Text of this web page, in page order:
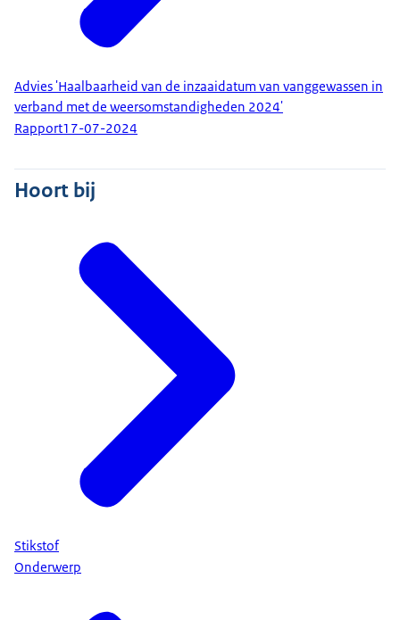
Advies 'Haalbaarheid van de inzaaidatum van vanggewassen in
verband met de weersomstandigheden 2024'
Rapport17-07-2024
Hoort bij
Stikstof
Onderwerp